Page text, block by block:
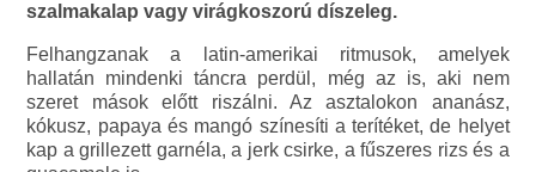
szalmakalap vagy virágkoszorú díszeleg.
Felhangzanak a latin-amerikai ritmusok, amelyek
hallatán mindenki táncra perdül, még az is, aki nem
szeret mások előtt riszálni. Az asztalokon ananász,
kókusz, papaya és mangó színesíti a terítéket, de helyet
kap a grillezett garnéla, a jerk csirke, a fűszeres rizs és a